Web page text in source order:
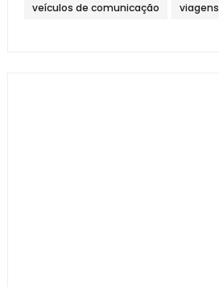
veículos de comunicação viagens